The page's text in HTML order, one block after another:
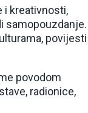
i kreativnosti,
samopouzdanje.
povijesti
povodom
radionice,